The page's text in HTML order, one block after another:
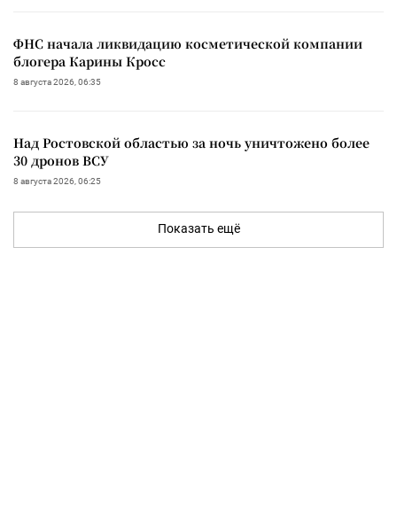
ФНС начала ликвидацию косметической компании
блогера Карины Кросс
8 августа 2026, 06:35
Над Ростовской областью за ночь уничтожено более
30 дронов ВСУ
8 августа 2026, 06:25
Показать ещё